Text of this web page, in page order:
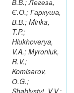
В.В.; Легеза,
Є.О.; Гаркуша,
В.В.; Minka,
T.P.;
Hlukhoverya,
V.A.; Myroniuk,
R.V.;
Komisarov,
О.G.;
Shablystyi, V.V.;